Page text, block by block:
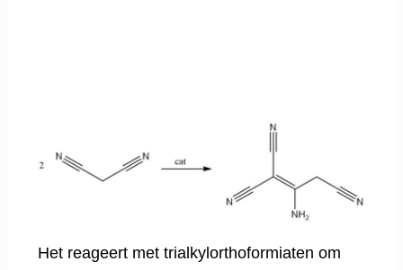
Het reageert met trialkylorthoformiaten om